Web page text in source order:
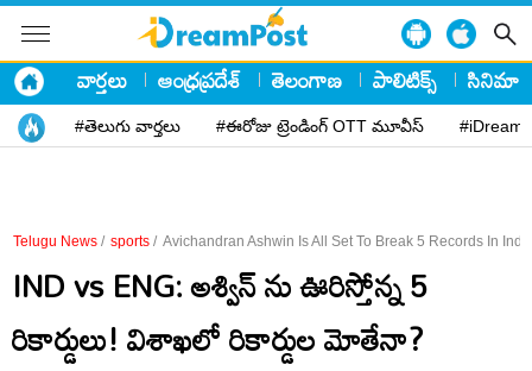
వార్తలు ఆంధ్రప్రదేశ్ తెలంగాణ పాలిటిక్స్ సినిమా
#తెలుగు వార్తలు #ఈరోజు ట్రెండింగ్ OTT మూవీస్
Telugu News / sports / Avichandran Ashwin Is All Set To Break 5 Records In Ind
IND vs ENG: అశ్విన్ ను ఊరిస్తోన్న 5
రికార్డులు! విశాఖలో రికార్డుల మోతేనా?